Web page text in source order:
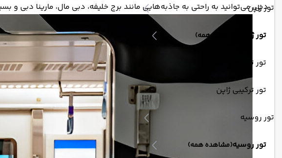
تور ژاپن
تور ژاپن (مشاهده همه)
تور توکیو
تور ترکیبی ژاپن
تور روسیه
تور روسیه(مشاهده همه)
دبی، می‌توانید به راحتی به جاذبه‌هایی مانند برج خلیفه، دبی مال، مارینا